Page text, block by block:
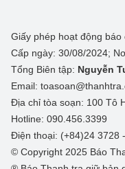
Giấy phép hoạt động
Cấp ngày: 30/08/2024;
Tổng Biên tập: Nguyễn
Email:
Địa chỉ tòa soạn: 100 Tô
Hotline: 090.456.3399
Điện thoại: (+84)24 3728
© Copyright 2025 Báo